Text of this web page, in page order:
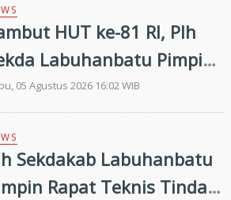
HUT ke-81 RI, Plh
Labuhanbatu Pimpin
300 Bendera
Putih
05 Agustus 2026 16:02 WIB
Sekdakab Labuhanbatu
Rapat Teknis Tindak